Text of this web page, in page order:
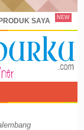
SAYA NEW